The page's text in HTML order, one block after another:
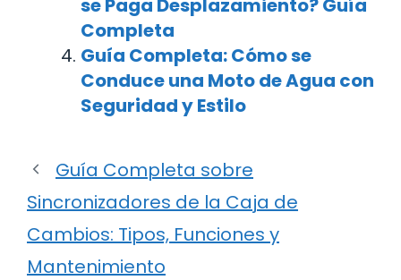
se Paga Desplazamiento? Guía
Completa
Guía Completa: Cómo se
Conduce una Moto de Agua con
Seguridad y Estilo
Guía Completa sobre
Sincronizadores de la Caja de
Cambios: Tipos, Funciones y
Mantenimiento